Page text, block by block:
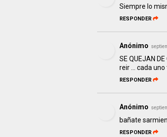
Siempre lo
RESPONDER
Anónimo
SE QUEJAN
reir ... cada uno
RESPONDER
Anónimo
bañate
RESPONDER